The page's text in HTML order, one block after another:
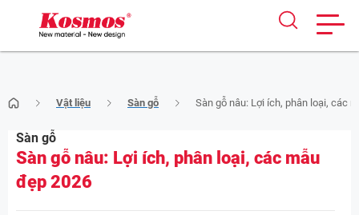
to
content
Vật liệu Sàn gỗ Sàn gỗ nâu: Lợi ích, phân loại, các
Sàn gỗ
Sàn gỗ nâu: Lợi ích, phân loại, các mẫu
đẹp 2026